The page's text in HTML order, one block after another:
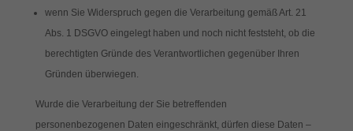
wenn Sie Widerspruch gegen die Verarbeitung gemäß Art. 21
Abs. 1 DSGVO eingelegt haben und noch nicht feststeht, ob die
berechtigten Gründe des Verantwortlichen gegenüber Ihren
Gründen überwiegen.
Wurde die Verarbeitung der Sie betreffenden
personenbezogenen Daten eingeschränkt, dürfen diese Daten –